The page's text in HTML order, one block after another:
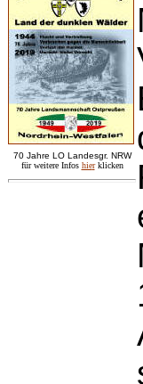
70 Jahre LO Landesgr. NRW
für weitere Infos hier klicken